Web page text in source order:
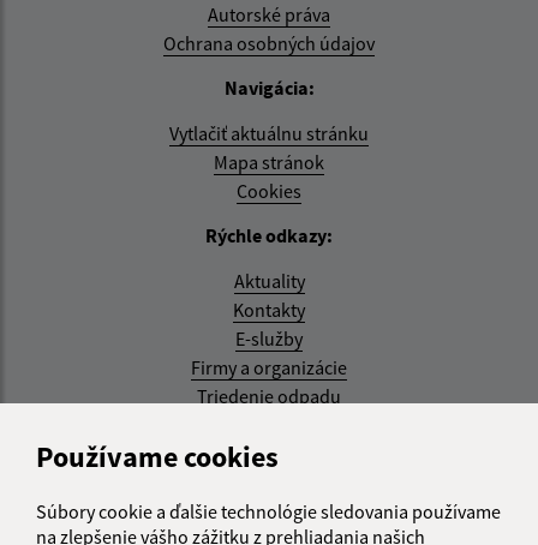
Používame cookies
Súbory cookie a ďalšie technológie sledovania používame
na zlepšenie vášho zážitku z prehliadania našich
Autorské práva
Ochrana osobných údajov
Navigácia:
Vytlačiť aktuálnu stránku
Mapa stránok
Cookies
Rýchle odkazy:
Aktuality
Kontakty
E-služby
Firmy a organizácie
Triedenie odpadu
Aktualizované:
RSS